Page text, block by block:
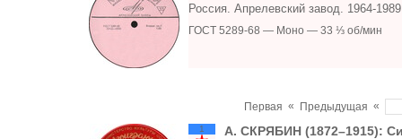
Россия. Апрелевский завод. 1964-
ГОСТ 5289-68 — Моно — 33 ⅓ об/мин
Первая « Предыдущая «
1 А. СКРЯБИН (1872–1915):